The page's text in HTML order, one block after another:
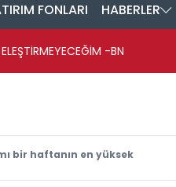
FONLARI HABERLER
-BN
bir haftanın en yüksek